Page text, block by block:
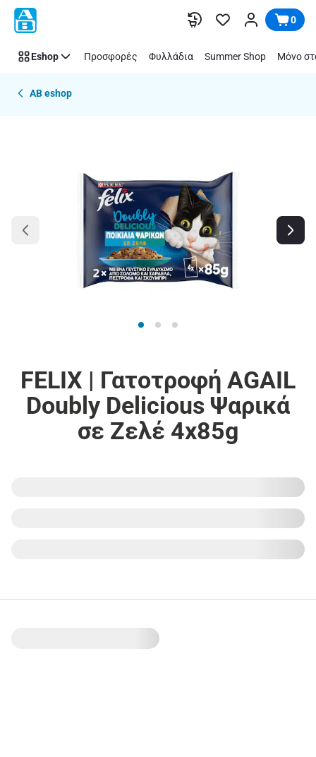
Παράλειψη 0
Eshop Προσφορές Φυλλάδια Summer Shop Μόνο
AB eshop
FELIX | Γατοτροφή AGAIL
Doubly Delicious Ψαρικά
σε Ζελέ 4x85g